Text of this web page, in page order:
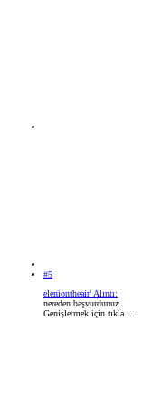
#5
eleniontheair' Alıntı:
nereden başvurdunuz
Genişletmek için tıkla ...